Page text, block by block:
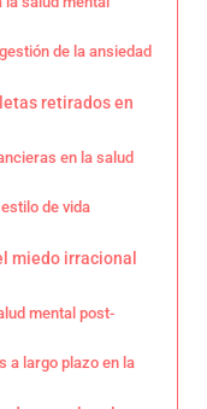
de la ansiedad
retirados en
en la salud
de vida
miedo irracional
mental post-
a largo plazo en la